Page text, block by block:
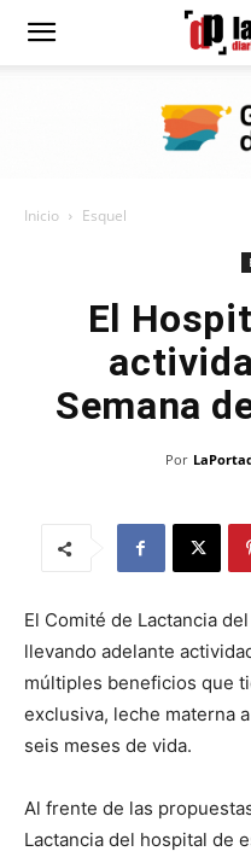
Diario
Inicio Esquel
El
Semana
Por
El Comité de Lactancia
llevando adelante
múltiples beneficios que
exclusiva, leche materna
seis meses de vida.
Al frente de las
Lactancia del hospital de